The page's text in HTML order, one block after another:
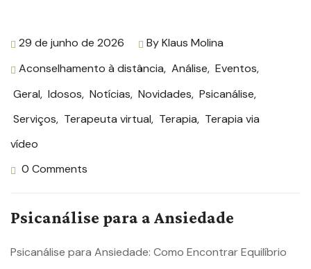
29 de junho de 2026 ByKlaus Molina
Aconselhamento à distância, Análise, Eventos,
Geral, Idosos, Notícias, Novidades, Psicanálise,
Serviços, Terapeuta virtual, Terapia, Terapia via
vídeo
0 Comments
Psicanálise para a Ansiedade
Psicanálise para Ansiedade: Como Encontrar Equilíbrio